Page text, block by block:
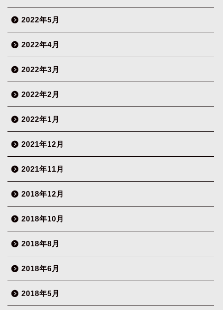
2022年5月
2022年4月
2022年3月
2022年2月
2022年1月
2021年12月
2021年11月
2018年12月
2018年10月
2018年8月
2018年6月
2018年5月